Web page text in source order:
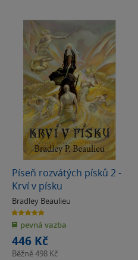
Píseň rozvátých písků 2 -
Krví v písku
Bradley Beaulieu
5.0
z
5
hvězdiček
pevná vazba
446 Kč
Běžně498 Kč